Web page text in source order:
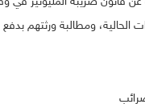
ومطالبة ورثتهم بدفع